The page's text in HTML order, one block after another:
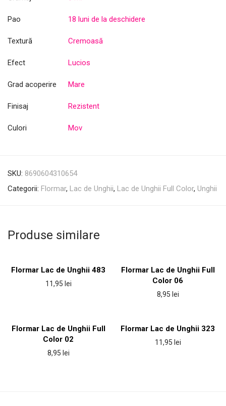
Pao 18 luni de la deschidere
Textură Cremoasă
Efect Lucios
Grad acoperire Mare
Finisaj Rezistent
Culori Mov
SKU: 8690604310654
Categorii: Flormar, Lac de Unghii, Lac de Unghii Full Color, Unghii
Produse similare
Flormar Lac de Unghii 483
11,95 lei
Flormar Lac de Unghii Full
Color 06
8,95 lei
Flormar Lac de Unghii Full
Color 02
8,95 lei
Flormar Lac de Unghii 323
11,95 lei